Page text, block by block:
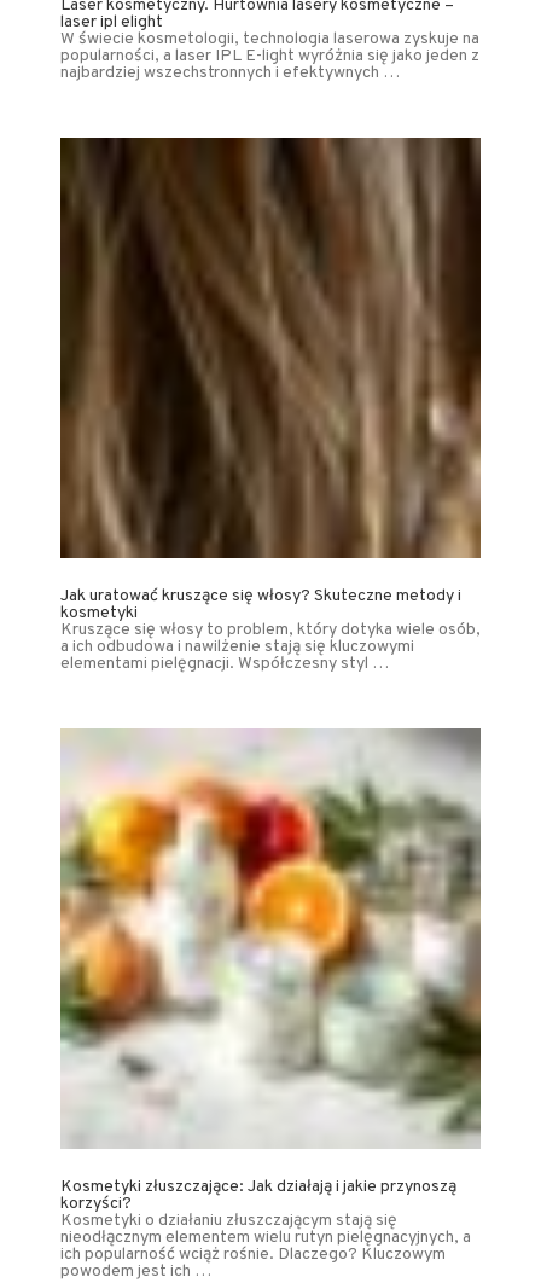
Laser kosmetyczny. Hurtownia lasery kosmetyczne –
laser ipl elight
W świecie kosmetologii, technologia laserowa zyskuje na
popularności, a laser IPL E-light wyróżnia się jako jeden z
najbardziej wszechstronnych i efektywnych …
Jak uratować kruszące się włosy? Skuteczne metody i
kosmetyki
Kruszące się włosy to problem, który dotyka wiele osób,
a ich odbudowa i nawilżenie stają się kluczowymi
elementami pielęgnacji. Współczesny styl …
Kosmetyki złuszczające: Jak działają i jakie przynoszą
korzyści?
Kosmetyki o działaniu złuszczającym stają się
nieodłącznym elementem wielu rutyn pielęgnacyjnych, a
ich popularność wciąż rośnie. Dlaczego? Kluczowym
powodem jest ich …